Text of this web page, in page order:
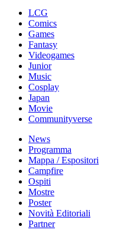
LCG
Comics
Games
Fantasy
Videogames
Junior
Music
Cosplay
Japan
Movie
Communityverse
News
Programma
Mappa / Espositori
Campfire
Ospiti
Mostre
Poster
Novità Editoriali
Partner